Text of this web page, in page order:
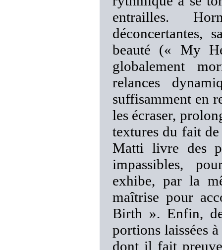
entrailles.
déconcertantes,
beauté (« My
globalement
relances
suffisamment en
les écraser,
textures du fait
Matti livre des
impassibles,
exhibe, par la
maîtrise pour
Birth ». Enfin,
portions laissées
dont il fait preuve